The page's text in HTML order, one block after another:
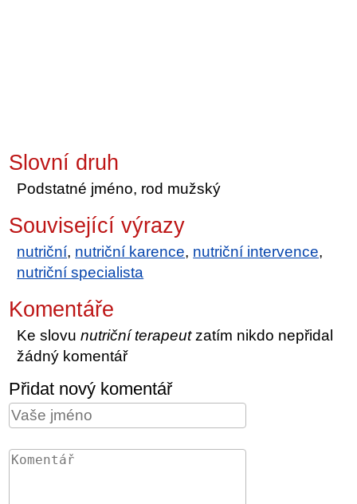
Slovní druh
Podstatné jméno, rod mužský
Související výrazy
nutriční, nutriční karence, nutriční intervence,
nutriční specialista
Komentáře
Ke slovunutriční terapeutzatím nikdo nepřidal
žádný komentář
Přidat nový komentář